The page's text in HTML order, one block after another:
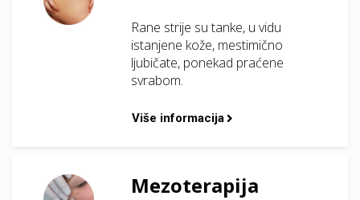
Rane strije su tanke, u vidu
istanjene kože, mestimično
ljubičate, ponekad praćene
svrabom.
Više informacija
Mezoterapija